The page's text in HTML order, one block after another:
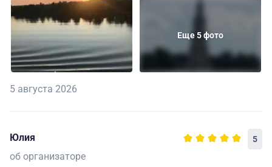
Еще 5 фото
5 августа 2026
Юлия 5
об организаторе